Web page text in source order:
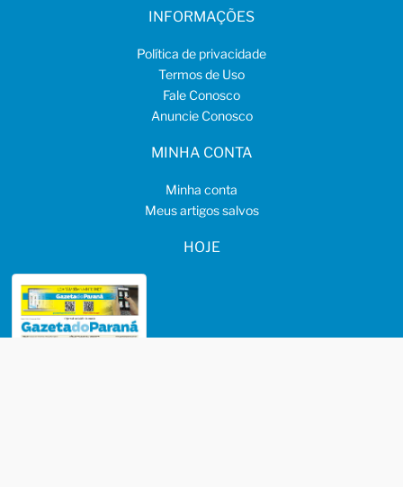
INFORMAÇÕES
Política de privacidade
Termos de Uso
Fale Conosco
Anuncie Conosco
MINHA CONTA
Minha conta
Meus artigos salvos
HOJE